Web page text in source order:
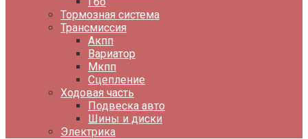
Тормозная система
Трансмиссия
Акпп
Вариатор
Мкпп
Сцепление
Ходовая часть
Подвеска авто
Шины и диски
Электрика